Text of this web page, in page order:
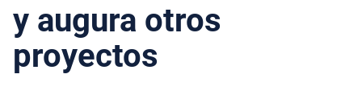
y augura otros
proyectos